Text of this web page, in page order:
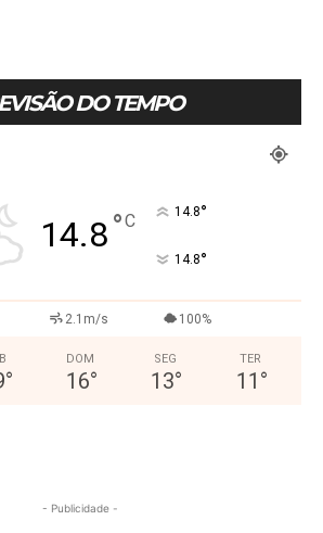
DO TEMPO
14.8°C 14.8°
14.8°
2.1m/s 100%
°
DOM
16°
SEG
13°
TER
11 °
- Publicidade -